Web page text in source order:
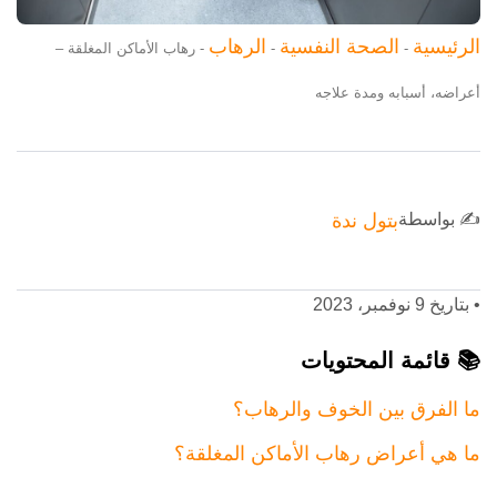
الرئيسية - الصحة النفسية - الرهاب - رهاب الأماكن المغلقة –
أعراضه، أسبابه ومدة علاجه
✍️ بواسطةبتول ندة
• بتاريخ 9 نوفمبر، 2023
📚 قائمة المحتويات
ما الفرق بين الخوف والرهاب؟
ما هي أعراض رهاب الأماكن المغلقة؟